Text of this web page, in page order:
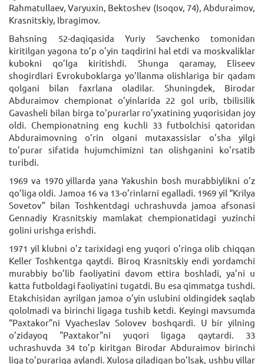
Rahmatullaev, Varyuxin, Bektoshev (Isoqov, 74), Abduraimov,
Krasnitskiy, Ibragimov.
Bahsning 52-daqiqasida Yuriy Savchenko tomonidan
kiritilgan yagona to’p o’yin taqdirini hal etdi va moskvaliklar
kubokni qo’lga kiritishdi. Shunga qaramay, Eliseev
shogirdlari Evrokuboklarga yo’llanma olishlariga bir qadam
qolgani bilan faxrlana oladilar. Shuningdek, Birodar
Abduraimov chempionat o’yinlarida 22 gol urib, tbilisilik
Gavasheli bilan birga to’purarlar ro’yxatining yuqorisidan joy
oldi. Chempionatning eng kuchli 33 futbolchisi qatoridan
Abduraimovning o’rin olgani mutaxassislar o’sha yilgi
to’purar sifatida hujumchimizni tan olishganini ko’rsatib
turibdi.
1969 va 1970 yillarda yana Yakushin bosh murabbiylikni o’z
qo’liga oldi. Jamoa 16 va 13-o’rinlarni egalladi. 1969 yil “Krilya
Sovetov” bilan Toshkentdagi uchrashuvda jamoa afsonasi
Gennadiy Krasnitskiy mamlakat chempionatidagi yuzinchi
golini urishga erishdi.
1971 yil klubni o’z tarixidagi eng yuqori o’ringa olib chiqqan
Keller Toshkentga qaytdi. Biroq Krasnitskiy endi yordamchi
murabbiy bo’lib faoliyatini davom ettira boshladi, ya’ni u
katta futboldagi faoliyatini tugatdi. Bu esa qimmatga tushdi.
Etakchisidan ayrilgan jamoa o’yin uslubini oldingidek saqlab
qololmadi va birinchi ligaga tushib ketdi. Keyingi mavsumda
“Paxtakor”ni Vyacheslav Solovev boshqardi. U bir yilning
o’zidayoq "Paxtakor"ni yuqori ligaga qaytardi. 33
uchrashuvda 34 to’p kiritgan Birodar Abduraimov birinchi
liga to’purariga aylandi. Xulosa qiladigan bo’lsak, ushbu yillar